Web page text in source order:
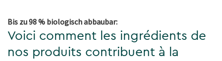
Bis zu 98 % biologisch abbaubar:
Voici comment les ingrédients de
nos produits contribuent à la